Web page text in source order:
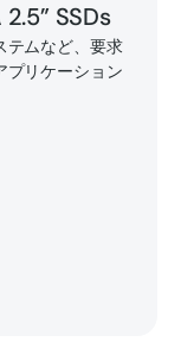
SSDs
テムなど、要求
プリケーション